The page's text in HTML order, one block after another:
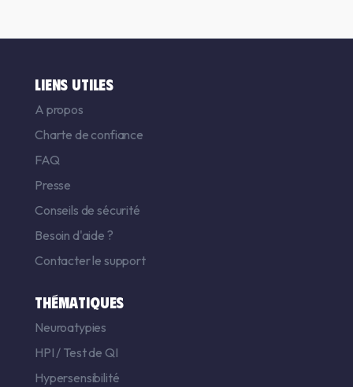
LIENS UTILES
A propos
Charte de confiance
FAQ
Presse
Conseils de sécurité
Besoin d'aide ?
Contacter le support
THÉMATIQUES
Neuroatypies
HPI / Test de QI
Hypersensibilité